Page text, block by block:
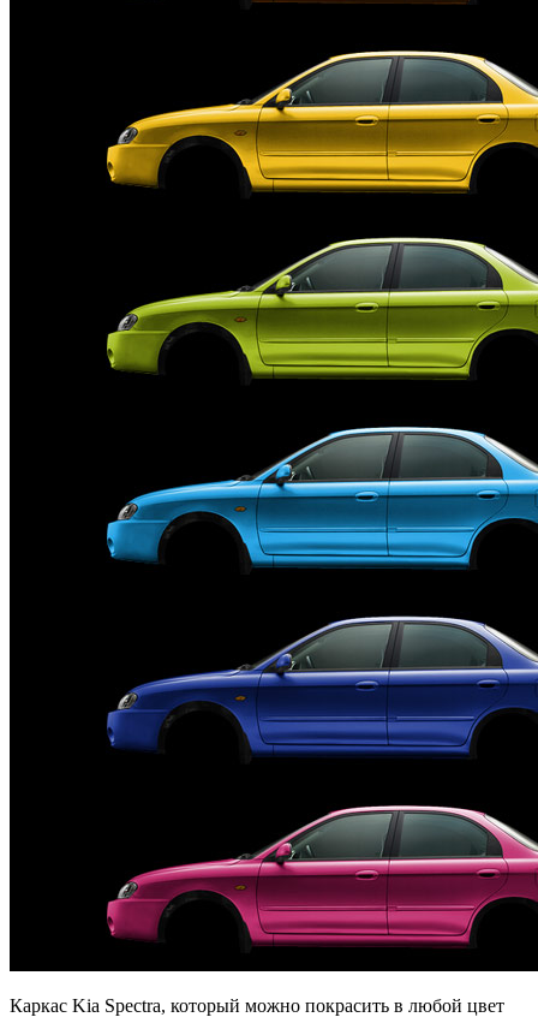
Каркас Kia Spectra, который можно покрасить в любой цвет